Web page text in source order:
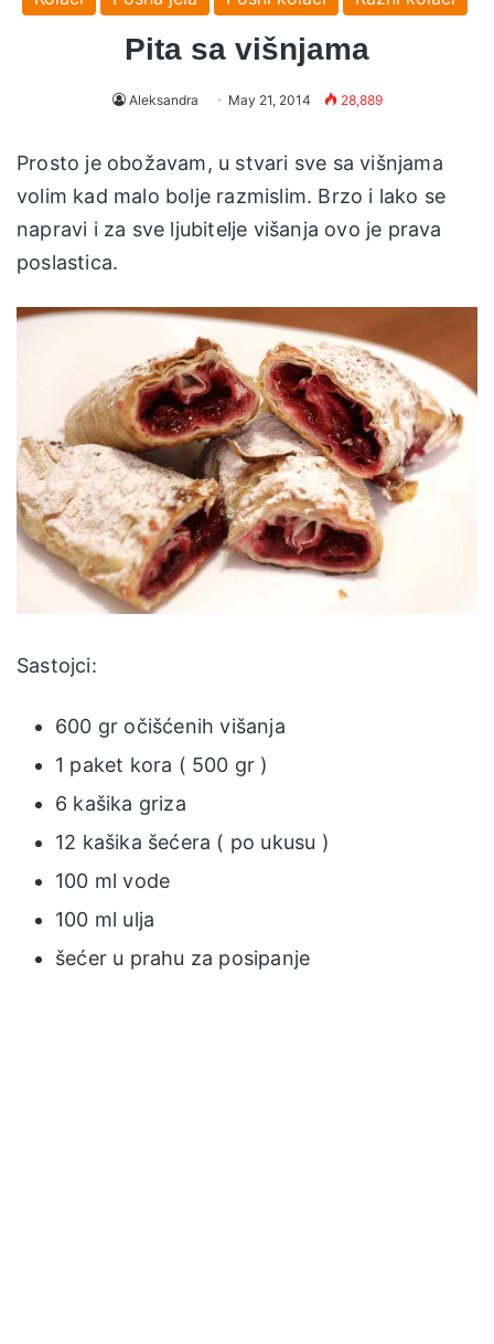
Pita sa višnjama
Aleksandra May 21, 2014 28,889
Prosto je obožavam, u stvari sve sa višnjama
volim kad malo bolje razmislim. Brzo i lako se
napravi i za sve ljubitelje višanja ovo je prava
poslastica.
Sastojci:
600 gr očišćenih višanja
1 paket kora ( 500 gr )
6 kašika griza
12 kašika šećera ( po ukusu )
100 ml vode
100 ml ulja
šećer u prahu za posipanje